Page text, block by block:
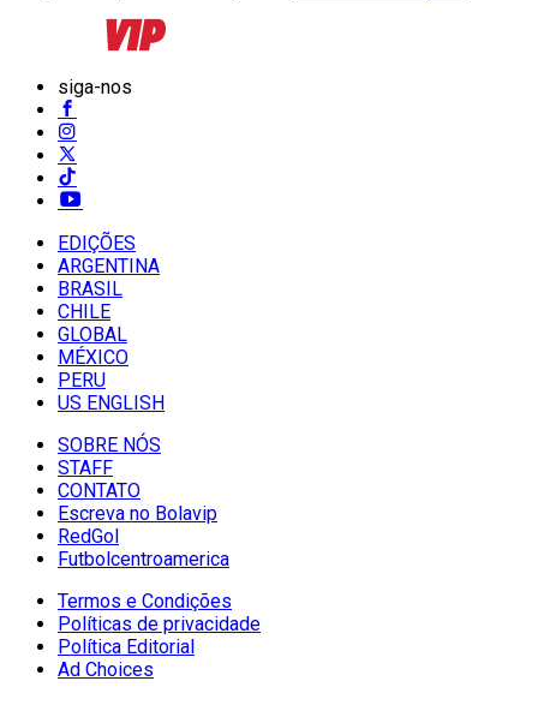
siga-nos
EDIÇÕES
ARGENTINA
BRASIL
CHILE
GLOBAL
MÉXICO
PERU
US ENGLISH
SOBRE NÓS
STAFF
CONTATO
Escreva no Bolavip
RedGol
Futbolcentroamerica
Termos e Condições
Políticas de privacidade
Política Editorial
Ad Choices